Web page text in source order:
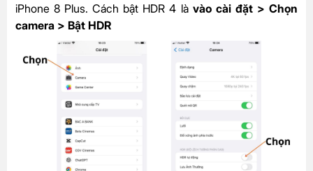
iPhone 8 Plus. Cách bật HDR 4 là vào cài đặt > Chọn
camera > Bật HDR